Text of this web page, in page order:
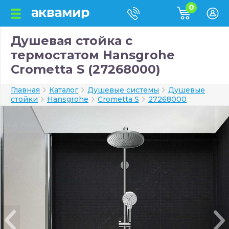
0
Душевая стойка с
термостатом Hansgrohe
Crometta S (27268000)
Главная Каталог Душевые системы
Душевые
стойки
Hansgrohe Crometta S 27268000